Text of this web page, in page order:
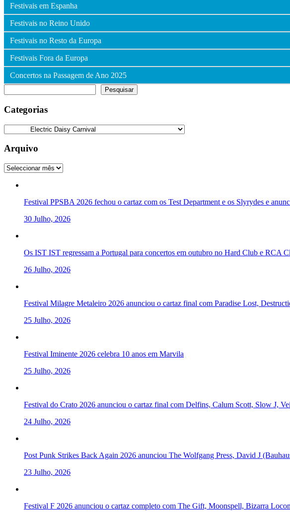
Festivais em Espanha
Festivais no Reino Unido
Festivais no Resto da Europa
Festivais Fora da Europa
Concertos na Passagem de Ano 2025
Pesquisar
Categorias
Categorias
Arquivo
Arquivo
Festival PPSBA 2026 fechou o cartaz com os Test Department e os Slyrydes e
30 Julho, 2026
Os IST IST regressam a Portugal para concertos em outubro no Hard Club e RCA
26 Julho, 2026
Festival Milagre Metaleiro 2026 anunciou o cartaz final com Paradise Lost,
25 Julho, 2026
Festival Iminente 2026 celebra 10 anos em Marvila
25 Julho, 2026
Festival do Crato 2026 anunciou o cartaz final com Delfins, Calum Scott, Slow J,
24 Julho, 2026
Post Punk Strikes Back Again 2026 anunciou The Wolfgang Press, David J
23 Julho, 2026
Festival F 2026 anunciou o cartaz completo com The Gift, Moonspell, Bizarra